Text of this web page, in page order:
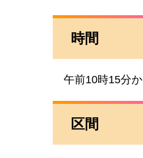
時間
午前10時15分
区間